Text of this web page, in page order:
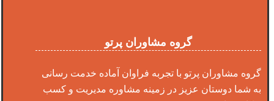
گروه مشاوران پرتو
گروه مشاوران پرتو با تجربه فراوان آماده خدمت رسانی
به شما دوستان عزیز در زمینه مشاوره مدیریت و کسب